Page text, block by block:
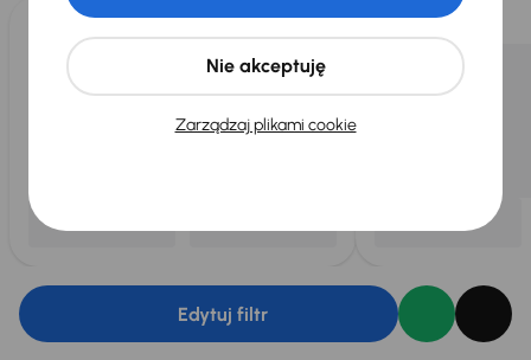
Edytuj filtr
Zarządzaj plikami cookie
Nie akceptuję